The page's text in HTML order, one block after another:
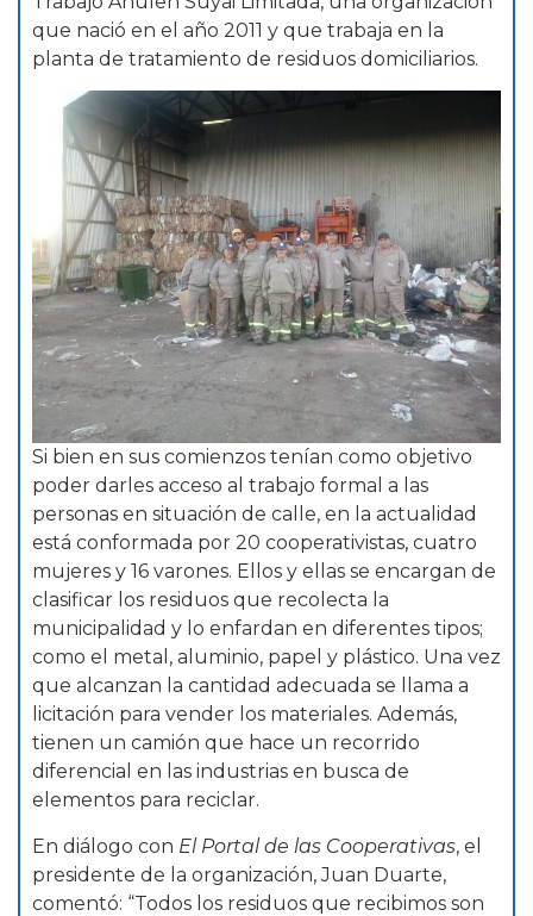
que nació en el año 2011 y que trabaja en la
planta de tratamiento de residuos domiciliarios.
Si bien en sus comienzos tenían como objetivo
poder darles acceso al trabajo formal a las
personas en situación de calle, en la actualidad
está conformada por 20 cooperativistas, cuatro
mujeres y 16 varones. Ellos y ellas se encargan de
clasificar los residuos que recolecta la
municipalidad y lo enfardan en diferentes tipos;
como el metal, aluminio, papel y plástico. Una vez
que alcanzan la cantidad adecuada se llama a
licitación para vender los materiales. Además,
tienen un camión que hace un recorrido
diferencial en las industrias en busca de
elementos para reciclar.
En diálogo con El Portal de las Cooperativas, el
presidente de la organización, Juan Duarte,
comentó: “Todos los residuos que recibimos son